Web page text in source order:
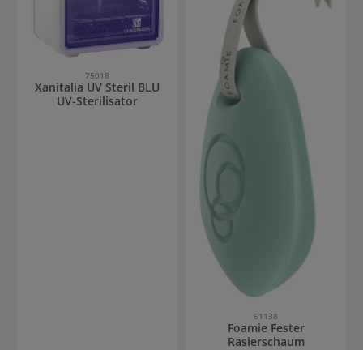
75018
Xanitalia UV Steril BLU
UV-Sterilisator
61138
Foamie Fester
Rasierschaum